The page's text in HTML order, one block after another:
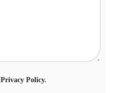
Privacy Policy.